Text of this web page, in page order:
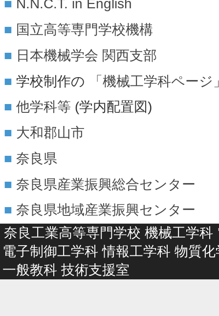
N.N.C.T. in English
国立高等専門学校機構
日本機械学会 関西支部
学校制作の
「機械工学科ページ
他学科等 (学内配置図)
大和郡山市
奈良県
奈良県産業振興総合センター
奈良県地域産業振興センター
奈良工業高等専門学校 機械工学科
電子制御工学科情報工学科 物質
一般教科 技術支援室